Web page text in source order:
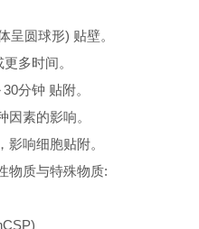
呈圆球形) 贴壁。
多时间。
分钟 贴附。
素的影响。
响细胞贴附。
物质与特殊物质: